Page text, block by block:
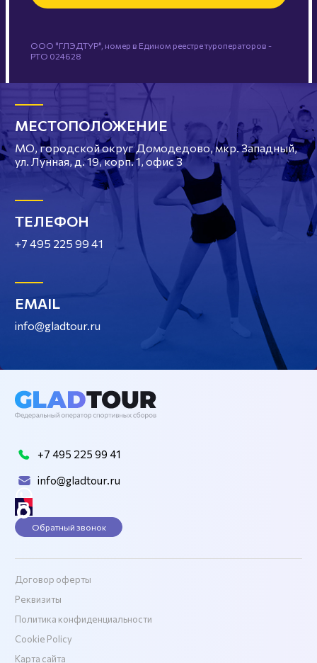
ООО "ГЛЭДТУР", номер в Едином реестре туроператоров -
РТО 024628
МЕСТОПОЛОЖЕНИЕ
МО, городской округ Домодедово, мкр. Западный,
ул. Лунная, д. 19, корп. 1, офис 3
ТЕЛЕФОН
+7 495 225 99 41
EMAIL
info@gladtour.ru
+7 495 225 99 41
info@gladtour.ru
Обратный звонок
Договор оферты
Реквизиты
Политика конфиденциальности
Cookie Policy
Карта сайта